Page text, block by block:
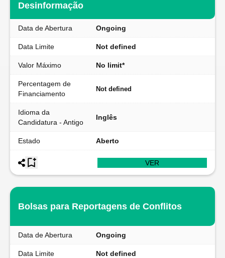
Desinformação
Data de Abertura Ongoing
Data Limite Not defined
Valor Máximo No limit*
Percentagem de
Financiamento
Not defined
Idioma da
Candidatura - Antigo
Inglês
Estado Aberto
VER
Bolsas para Reportagens de Conflitos
Data de Abertura Ongoing
Data Limite Not defined